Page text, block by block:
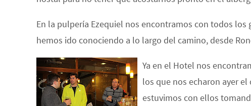
En la pulpería Ezequiel nos encontramos con todos los
hemos ido conociendo a lo largo del camino, desde
Ya en el Hotel nos
los que nos echaron ayer el
estuvimos con ellos